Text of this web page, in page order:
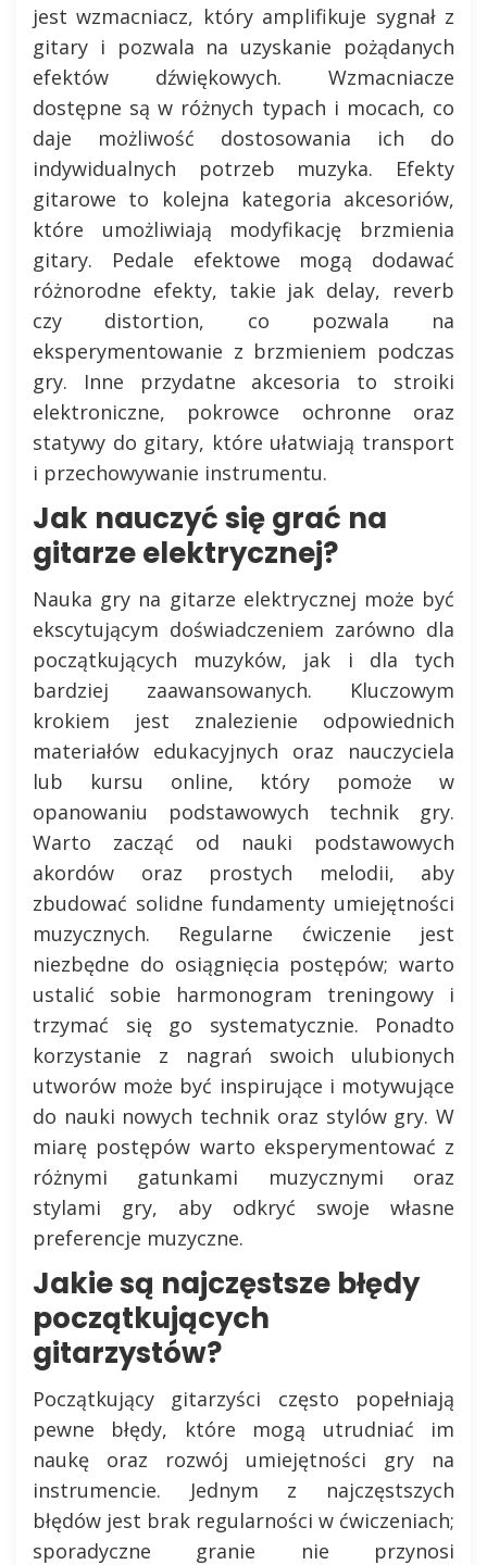
jest wzmacniacz, który amplifikuje sygnał z
gitary i pozwala na uzyskanie pożądanych
efektów dźwiękowych. Wzmacniacze
dostępne są w różnych typach i mocach, co
daje możliwość dostosowania ich do
indywidualnych potrzeb muzyka. Efekty
gitarowe to kolejna kategoria akcesoriów,
które umożliwiają modyfikację brzmienia
gitary. Pedale efektowe mogą dodawać
różnorodne efekty, takie jak delay, reverb
czy distortion, co pozwala na
eksperymentowanie z brzmieniem podczas
gry. Inne przydatne akcesoria to stroiki
elektroniczne, pokrowce ochronne oraz
statywy do gitary, które ułatwiają transport
i przechowywanie instrumentu.
Jak nauczyć się grać na
gitarze elektrycznej?
Nauka gry na gitarze elektrycznej może być
ekscytującym doświadczeniem zarówno dla
początkujących muzyków, jak i dla tych
bardziej zaawansowanych. Kluczowym
krokiem jest znalezienie odpowiednich
materiałów edukacyjnych oraz nauczyciela
lub kursu online, który pomoże w
opanowaniu podstawowych technik gry.
Warto zacząć od nauki podstawowych
akordów oraz prostych melodii, aby
zbudować solidne fundamenty umiejętności
muzycznych. Regularne ćwiczenie jest
niezbędne do osiągnięcia postępów; warto
ustalić sobie harmonogram treningowy i
trzymać się go systematycznie. Ponadto
korzystanie z nagrań swoich ulubionych
utworów może być inspirujące i motywujące
do nauki nowych technik oraz stylów gry. W
miarę postępów warto eksperymentować z
różnymi gatunkami muzycznymi oraz
stylami gry, aby odkryć swoje własne
preferencje muzyczne.
Jakie są najczęstsze błędy
początkujących
gitarzystów?
Początkujący gitarzyści często popełniają
pewne błędy, które mogą utrudniać im
naukę oraz rozwój umiejętności gry na
instrumencie. Jednym z najczęstszych
błędów jest brak regularności w ćwiczeniach;
sporadyczne granie nie przynosi